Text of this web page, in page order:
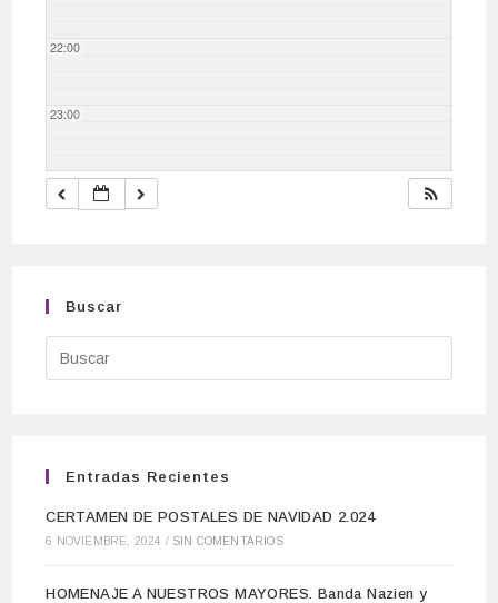
22:00
23:00
Buscar
Entradas Recientes
CERTAMEN DE POSTALES DE NAVIDAD 2.024
6 NOVIEMBRE, 2024 / SIN COMENTARIOS
HOMENAJE A NUESTROS MAYORES. Banda Nazien y